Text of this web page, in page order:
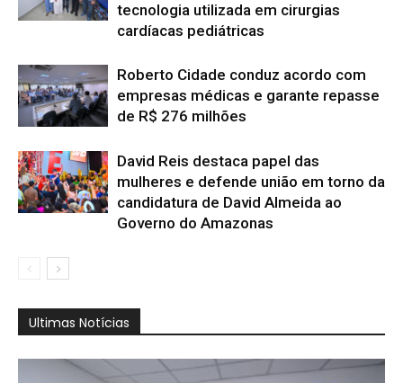
tecnologia utilizada em cirurgias
cardíacas pediátricas
Roberto Cidade conduz acordo com
empresas médicas e garante repasse
de R$ 276 milhões
David Reis destaca papel das
mulheres e defende união em torno da
candidatura de David Almeida ao
Governo do Amazonas
Ultimas Notícias